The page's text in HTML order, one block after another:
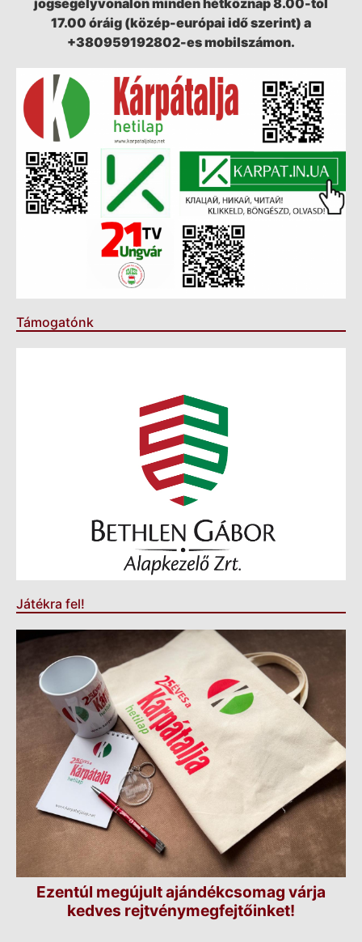
jogsegélyvonalon minden hétköznap 8.00-tól
17.00 óráig (közép-európai idő szerint) a
+380959192802-es mobilszámon.
Támogatónk
Játékra fel!
Ezentúl megújult ajándékcsomag várja
kedves rejtvénymegfejtőinket!